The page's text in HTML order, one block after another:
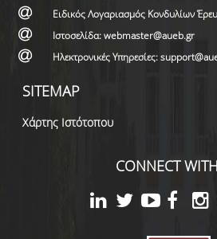
Ειδικός Λογαριασμός Κονδυλίων
Ιστοσελίδα: webmaster@aueb.gr
Ηλεκτρονικές Υπηρεσίες:
SITEMAP
Χάρτης Ιστότοπου
CONNECT